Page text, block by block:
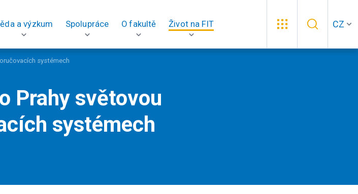
a výzkum Spolupráce O fakultě Život na FIT CZ
systémech
Prahy světovou
systémech